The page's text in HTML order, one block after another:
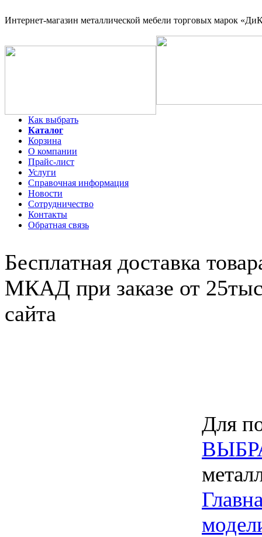
Интернет-магазин металлической мебели торговых марок
Как выбрать
Каталог
Корзина
О компании
Прайс-лист
Услуги
Справочная информация
Новости
Сотрудничество
Контакты
Обратная связь
Бесплатная доставка
МКАД при заказе от
сайта
Для